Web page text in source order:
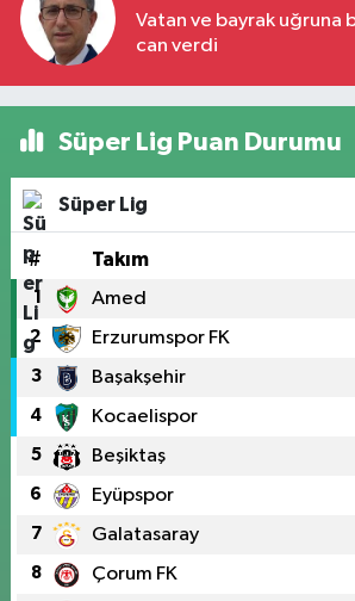
Vatan ve bayrak uğruna
can verdi
Süper Lig Puan Durumu
Süper Lig
# Takım
1 Amed
2 Erzurumspor FK
3 Başakşehir
4 Kocaelispor
5 Beşiktaş
6 Eyüpspor
7 Galatasaray
8 Çorum FK